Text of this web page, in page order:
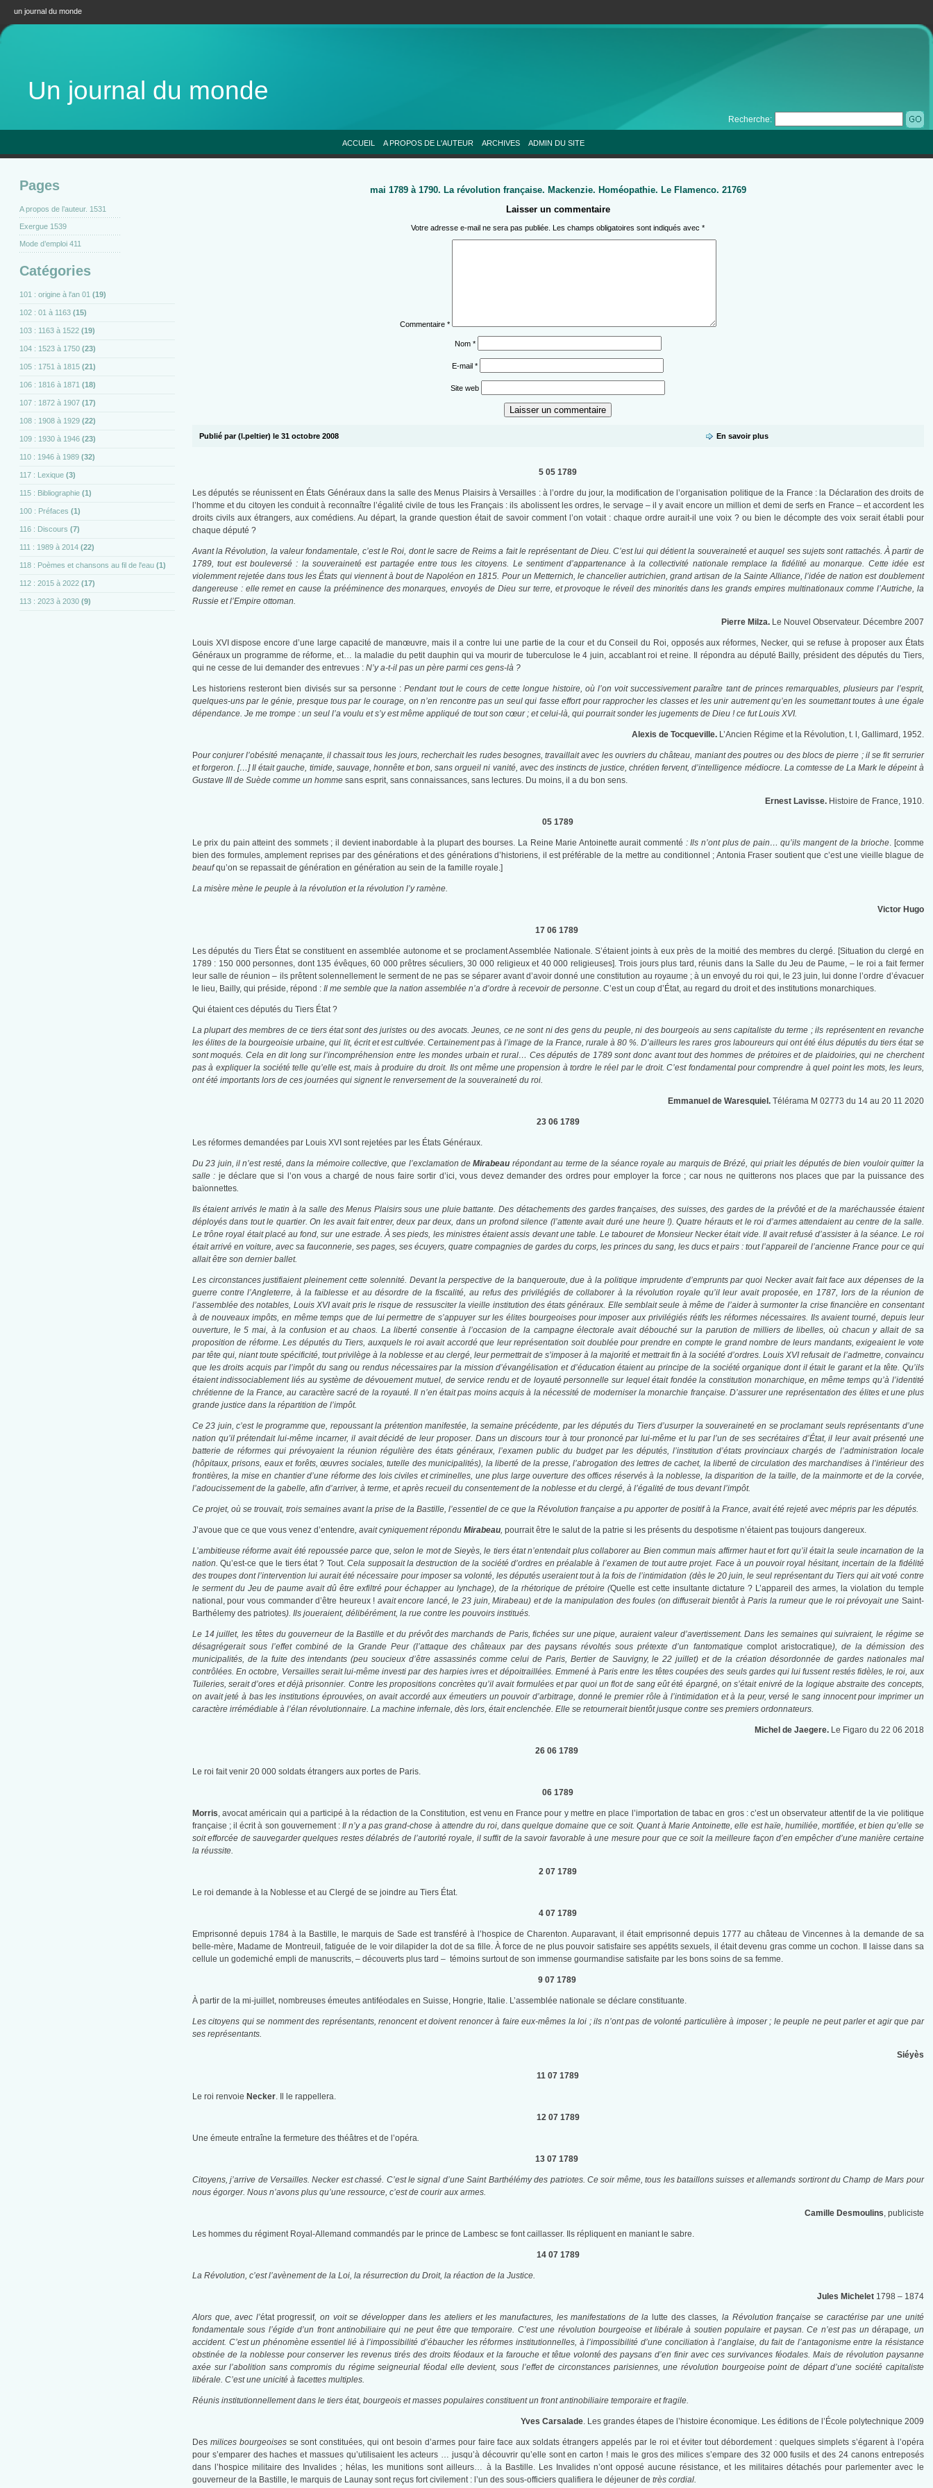
un journal du monde
Un journal du monde
Recherche:
ACCUEIL A PROPOS DE L'AUTEUR ARCHIVES ADMIN DU SITE
Pages
A propos de l’auteur. 1531
Exergue 1539
Mode d’emploi 411
Catégories
101 : origine à l'an 01 (19)
102 : 01 à 1163 (15)
103 : 1163 à 1522 (19)
104 : 1523 à 1750 (23)
105 : 1751 à 1815 (21)
106 : 1816 à 1871 (18)
107 : 1872 à 1907 (17)
108 : 1908 à 1929 (22)
109 : 1930 à 1946 (23)
110 : 1946 à 1989 (32)
117 : Lexique (3)
115 : Bibliographie (1)
100 : Préfaces (1)
116 : Discours (7)
111 : 1989 à 2014 (22)
118 : Poèmes et chansons au fil de l'eau (1)
112 : 2015 à 2022 (17)
113 : 2023 à 2030 (9)
mai 1789 à 1790. La révolution française. Mackenzie. Homéopathie. Le Flamenco. 21769
Laisser un commentaire
Votre adresse e-mail ne sera pas publiée. Les champs obligatoires sont indiqués avec*
Commentaire *
Nom *
E-mail*
Site web
Publié par (l.peltier) le 31 octobre 2008 En savoir plus
5 05 1789
Les députés se réunissent en États Généraux dans la salle des Menus Plaisirs à Versailles : à l’ordre du jour, la modification de l’organisation politique de la France : la Déclaration des droits de
l’homme et du citoyen les conduit à reconnaître l’égalité civile de tous les Français : ils abolissent les ordres, le servage – il y avait encore un million et demi de serfs en France – et accordent les
droits civils aux étrangers, aux comédiens. Au départ, la grande question était de savoir comment l’on votait : chaque ordre aurait-il une voix ? ou bien le décompte des voix serait établi pour
chaque député ?
Avant la Révolution, la valeur fondamentale, c’est le Roi, dont le sacre de Reims a fait le représentant de Dieu. C’est lui qui détient la souveraineté et auquel ses sujets sont rattachés. À partir de
1789, tout est bouleversé : la souveraineté est partagée entre tous les citoyens. Le sentiment d’appartenance à la collectivité nationale remplace la fidélité au monarque. Cette idée est
violemment rejetée dans tous les États qui viennent à bout de Napoléon en 1815. Pour un Metternich, le chancelier autrichien, grand artisan de la Sainte Alliance, l’idée de nation est doublement
dangereuse : elle remet en cause la prééminence des monarques, envoyés de Dieu sur terre, et provoque le réveil des minorités dans les grands empires multinationaux comme l’Autriche, la
Russie et l’Empire ottoman.
Pierre Milza.Le Nouvel Observateur. Décembre 2007
Louis XVI dispose encore d’une large capacité de manœuvre, mais il a contre lui une partie de la cour et du Conseil du Roi, opposés aux réformes, Necker, qui se refuse à proposer aux États
Généraux un programme de réforme, et… la maladie du petit dauphin qui va mourir de tuberculose le 4 juin, accablant roi et reine. Il répondra au député Bailly, président des députés du Tiers,
qui ne cesse de lui demander des entrevues : N’y a-t-il pas un père parmi ces gens-là ?
Les historiens resteront bien divisés sur sa personne :Pendant tout le cours de cette longue histoire, où l’on voit successivement paraître tant de princes remarquables, plusieurs par l’esprit,
quelques-uns par le génie, presque tous par le courage, on n’en rencontre pas un seul qui fasse effort pour rapprocher les classes et les unir autrement qu’en les soumettant toutes à une égale
dépendance. Je me trompe : un seul l’a voulu et s’y est même appliqué de tout son cœur ; et celui-là, qui pourrait sonder les jugements de Dieu ! ce fut Louis XVI.
Alexis de Tocqueville.L’Ancien Régime et la Révolution, t. l, Gallimard, 1952.
Pour conjurer l’obésité menaçante, il chassait tous les jours, recherchait les rudes besognes, travaillait avec les ouvriers du château, maniant des poutres ou des blocs de pierre ; il se fit serrurier
et forgeron. […]Il était gauche, timide, sauvage, honnête et bon, sans orgueil ni vanité, avec des instincts de justice, chrétien fervent, d’intelligence médiocre. La comtesse de La Mark le dépeint à
Gustave III de Suède comme un homme sans esprit, sans connaissances, sans lectures. Du moins, il a du bon sens.
Ernest Lavisse.Histoire de France, 1910.
05 1789
Le prix du pain atteint des sommets ; il devient inabordable à la plupart des bourses. La Reine Marie Antoinette aurait commenté : Ils n’ont plus de pain… qu’ils mangent de la brioche. [comme
bien des formules, amplement reprises par des générations et des générations d’historiens, il est préférable de la mettre au conditionnel ; Antonia Fraser soutient que c’est une vieille blague de
beaufqu’on se repassait de génération en génération au sein de la famille royale.]
La misère mène le peuple à la révolution et la révolution l’y ramène.
Victor Hugo
17 06 1789
Les députés du Tiers État se constituent en assemblée autonome et se proclament Assemblée Nationale. S’étaient joints à eux près de la moitié des membres du clergé. [Situation du clergé en
1789 : 150 000 personnes, dont 135 évêques, 60 000 prêtres séculiers, 30 000 religieux et 40 000 religieuses]. Trois jours plus tard, réunis dans la Salle du Jeu de Paume, – le roi a fait fermer
leur salle de réunion – ils prêtent solennellement le serment de ne pas se séparer avant d’avoir donné une constitution au royaume ; à un envoyé du roi qui, le 23 juin, lui donne l’ordre d’évacuer
le lieu, Bailly, qui préside, répond : Il me semble que la nation assemblée n’a d’ordre à recevoir de personne. C’est un coup d’État, au regard du droit et des institutions monarchiques.
Qui étaient ces députés du Tiers État ?
La plupart des membres de ce tiers état sont des juristes ou des avocats. Jeunes, ce ne sont ni des gens du peuple, ni des bourgeois au sens capitaliste du terme ; ils représentent en revanche
les élites de la bourgeoisie urbaine, qui lit, écrit et est cultivée. Certainement pas à l’image de la France, rurale à 80 %. D’ailleurs les rares gros laboureurs qui ont été élus députés du tiers état se
sont moqués. Cela en dit long sur l’incompréhension entre les mondes urbain et rural… Ces députés de 1789 sont donc avant tout des hommes de prétoires et de plaidoiries, qui ne cherchent
pas à expliquer la société telle qu’elle est, mais à produire du droit. Ils ont même une propension à tordre le réel par le droit. C’est fondamental pour comprendre à quel point les mots, les leurs,
ont été importants lors de ces journées qui signent le renversement de la souveraineté du roi.
Emmanuel de Waresquiel. Télérama M 02773 du 14 au 20 11 2020
23 06 1789
Les réformes demandées par Louis XVI sont rejetées par les États Généraux.
Du 23 juin, il n’est resté, dans la mémoire collective, que l’exclamation deMirabeau répondant au terme de la séance royale au marquis de Brézé, qui priait les députés de bien vouloir quitter la
salle : je déclare que si l’on vous a chargé de nous faire sortir d’ici, vous devez demander des ordres pour employer la force ; car nous ne quitterons nos places que par la puissance des
baïonnettes.
Ils étaient arrivés le matin à la salle des Menus Plaisirs sous une pluie battante. Des détachements des gardes françaises, des suisses, des gardes de la prévôté et de la maréchaussée étaient
déployés dans tout le quartier. On les avait fait entrer, deux par deux, dans un profond silence (l’attente avait duré une heure !). Quatre hérauts et le roi d’armes attendaient au centre de la salle.
Le trône royal était placé au fond, sur une estrade. À ses pieds, les ministres étaient assis devant une table. Le tabouret de Monsieur Necker était vide. Il avait refusé d’assister à la séance. Le roi
était arrivé en voiture, avec sa fauconnerie, ses pages, ses écuyers, quatre compagnies de gardes du corps, les princes du sang, les ducs et pairs : tout l’appareil de l’ancienne France pour ce qui
allait être son dernier ballet.
Les circonstances justifiaient pleinement cette solennité. Devant la perspective de la banqueroute, due à la politique imprudente d’emprunts par quoi Necker avait fait face aux dépenses de la
guerre contre l’Angleterre, à la faiblesse et au désordre de la fiscalité, au refus des privilégiés de collaborer à la révolution royale qu’il leur avait proposée, en 1787, lors de la réunion de
l’assemblée des notables, Louis XVI avait pris le risque de ressusciter la vieille institution des états généraux. Elle semblait seule à même de l’aider à surmonter la crise financière en consentant
à de nouveaux impôts, en même temps que de lui permettre de s’appuyer sur les élites bourgeoises pour imposer aux privilégiés rétifs les réformes nécessaires. Ils avaient tourné, depuis leur
ouverture, le 5 mai, à la confusion et au chaos. La liberté consentie à l’occasion de la campagne électorale avait débouché sur la parution de milliers de libelles, où chacun y allait de sa
proposition de réforme. Les députés du Tiers, auxquels le roi avait accordé que leur représentation soit doublée pour prendre en compte le grand nombre de leurs mandants, exigeaient le vote
par tête qui, niant toute spécificité, tout privilège à la noblesse et au clergé, leur permettrait de s’imposer à la majorité et mettrait fin à la société d’ordres. Louis XVI refusait de l’admettre, convaincu
que les droits acquis par l’impôt du sang ou rendus nécessaires par la mission d’évangélisation et d’éducation étaient au principe de la société organique dont il était le garant et la tête. Qu’ils
étaient indissociablement liés au système de dévouement mutuel, de service rendu et de loyauté personnelle sur lequel était fondée la constitution monarchique, en même temps qu’à l’identité
chrétienne de la France, au caractère sacré de la royauté. Il n’en était pas moins acquis à la nécessité de moderniser la monarchie française. D’assurer une représentation des élites et une plus
grande justice dans la répartition de l’impôt.
Ce 23 juin, c’est le programme que, repoussant la prétention manifestée, la semaine précédente, par les députés du Tiers d’usurper la souveraineté en se proclamant seuls représentants d’une
nation qu’il prétendait lui-même incarner, il avait décidé de leur proposer. Dans un discours tour à tour prononcé par lui-même et lu par l’un de ses secrétaires d’État, il leur avait présenté une
batterie de réformes qui prévoyaient la réunion régulière des états généraux, l’examen public du budget par les députés, l’institution d’états provinciaux chargés de l’administration locale
(hôpitaux, prisons, eaux et forêts, œuvres sociales, tutelle des municipalités), la liberté de la presse, l’abrogation des lettres de cachet, la liberté de circulation des marchandises à l’intérieur des
frontières, la mise en chantier d’une réforme des lois civiles et criminelles, une plus large ouverture des offices réservés à la noblesse, la disparition de la taille, de la mainmorte et de la corvée,
l’adoucissement de la gabelle, afin d’arriver, à terme, et après recueil du consentement de la noblesse et du clergé, à l’égalité de tous devant l’impôt.
Ce projet, où se trouvait, trois semaines avant la prise de la Bastille, l’essentiel de ce que la Révolution française a pu apporter de positif à la France, avait été rejeté avec mépris par les députés.
J’avoue que ce que vous venez d’entendre, avait cyniquement répondu Mirabeau, pourrait être le salut de la patrie si les présents du despotisme n’étaient pas toujours dangereux.
L’ambitieuse réforme avait été repoussée parce que, selon le mot de Sieyès, le tiers état n’entendait plus collaborer au Bien commun mais affirmer haut et fort qu’il était la seule incarnation de la
nation.Qu’est-ce que le tiers état ? Tout.Cela supposait la destruction de la société d’ordres en préalable à l’examen de tout autre projet. Face à un pouvoir royal hésitant, incertain de la fidélité
des troupes dont l’intervention lui aurait été nécessaire pour imposer sa volonté, les députés useraient tout à la fois de l’intimidation (dès le 20 juin, le seul représentant du Tiers qui ait voté contre
le serment du Jeu de paume avait dû être exfiltré pour échapper au lynchage), de la rhétorique de prétoire (Quelle est cette insultante dictature ? L’appareil des armes, la violation du temple
national, pour vous commander d’être heureux ! avait encore lancé, le 23 juin, Mirabeau) et de la manipulation des foules (on diffuserait bientôt à Paris la rumeur que le roi prévoyait une Saint-
Barthélemy des patriotes). Ils joueraient, délibérément, la rue contre les pouvoirs institués.
Le 14 juillet, les têtes du gouverneur de la Bastille et du prévôt des marchands de Paris, fichées sur une pique, auraient valeur d’avertissement. Dans les semaines qui suivraient, le régime se
désagrégerait sous l’effet combiné de la Grande Peur (l’attaque des châteaux par des paysans révoltés sous prétexte d’un fantomatique complot aristocratique), de la démission des
municipalités, de la fuite des intendants (peu soucieux d’être assassinés comme celui de Paris, Bertier de Sauvigny, le 22 juillet) et de la création désordonnée de gardes nationales mal
contrôlées. En octobre, Versailles serait lui-même investi par des harpies ivres et dépoitraillées. Emmené à Paris entre les têtes coupées des seuls gardes qui lui fussent restés fidèles, le roi, aux
Tuileries, serait d’ores et déjà prisonnier. Contre les propositions concrètes qu’il avait formulées et par quoi un flot de sang eût été épargné, on s’était enivré de la logique abstraite des concepts,
on avait jeté à bas les institutions éprouvées, on avait accordé aux émeutiers un pouvoir d’arbitrage, donné le premier rôle à l’intimidation et à la peur, versé le sang innocent pour imprimer un
caractère irrémédiable à l’élan révolutionnaire. La machine infernale, dès lors, était enclenchée. Elle se retournerait bientôt jusque contre ses premiers ordonnateurs.
Michel de Jaegere.Le Figaro du 22 06 2018
26 06 1789
Le roi fait venir 20 000 soldats étrangers aux portes de Paris.
06 1789
Morris, avocat américain qui a participé à la rédaction de la Constitution, est venu en France pour y mettre en place l’importation de tabac en gros : c’est un observateur attentif de la vie politique
française ; il écrit à son gouvernement : Il n’y a pas grand-chose à attendre du roi, dans quelque domaine que ce soit. Quant à Marie Antoinette, elle est haïe, humiliée, mortifiée, et bien qu’elle se
soit efforcée de sauvegarder quelques restes délabrés de l’autorité royale, il suffit de la savoir favorable à une mesure pour que ce soit la meilleure façon d’en empêcher d’une manière certaine
la réussite.
2 07 1789
Le roi demande à la Noblesse et au Clergé de se joindre au Tiers État.
4 07 1789
Emprisonné depuis 1784 à la Bastille, le marquis de Sade est transféré à l’hospice de Charenton. Auparavant, il était emprisonné depuis 1777 au château de Vincennes à la demande de sa
belle-mère, Madame de Montreuil, fatiguée de le voir dilapider la dot de sa fille. À force de ne plus pouvoir satisfaire ses appétits sexuels, il était devenu gras comme un cochon. Il laisse dans sa
cellule un godemiché empli de manuscrits, – découverts plus tard – témoins surtout de son immense gourmandise satisfaite par les bons soins de sa femme.
9 07 1789
À partir de la mi-juillet, nombreuses émeutes antiféodales en Suisse, Hongrie, Italie. L’assemblée nationale se déclare constituante.
Les citoyens qui se nomment des représentants, renoncent et doivent renoncer à faire eux-mêmes la loi ; ils n’ont pas de volonté particulière à imposer ; le peuple ne peut parler et agir que par
ses représentants.
Siéyès
11 07 1789
Le roi renvoie Necker. Il le rappellera.
12 07 1789
Une émeute entraîne la fermeture des théâtres et de l’opéra.
13 07 1789
Citoyens, j’arrive de Versailles. Necker est chassé. C’est le signal d’une Saint Barthélémy des patriotes. Ce soir même, tous les bataillons suisses et allemands sortiront du Champ de Mars pour
nous égorger. Nous n’avons plus qu’une ressource, c’est de courir aux armes.
Camille Desmoulins, publiciste
Les hommes du régiment Royal-Allemand commandés par le prince de Lambesc se font caillasser. Ils répliquent en maniant le sabre.
14 07 1789
La Révolution, c’est l’avènement de la Loi, la résurrection du Droit, la réaction de la Justice.
Jules Michelet 1798 – 1874
Alors que, avec l’état progressif, on voit se développer dans les ateliers et les manufactures, les manifestations de la lutte des classes, la Révolution française se caractérise par une unité
fondamentale sous l’égide d’un front antinobiliaire qui ne peut être que temporaire. C’est une révolution bourgeoise et libérale à soutien populaire et paysan. Ce n’est pas undérapage, un
accident. C’est un phénomène essentiel lié à l’impossibilité d’ébaucher les réformes institutionnelles, à l’impossibilité d’une conciliation à l’anglaise, du fait de l’antagonisme entre la résistance
obstinée de la noblesse pour conserver les revenus tirés des droits féodaux et la farouche et têtue volonté des paysans d’en finir avec ces survivances féodales. Mais de révolution paysanne
axée sur l’abolition sans compromis du régime seigneurial féodal elle devient, sous l’effet de circonstances parisiennes, une révolution bourgeoise point de départ d’une société capitaliste
libérale. C’est une unicité à facettes multiples.
Réunis institutionnellement dans le tiers état, bourgeois et masses populaires constituent un front antinobiliaire temporaire et fragile.
Yves Carsalade. Les grandes étapes de l’histoire économique. Les éditions de l’École polytechnique 2009
Des milices bourgeoisesse sont constituées, qui ont besoin d’armes pour faire face aux soldats étrangers appelés par le roi et éviter tout débordement : quelques simplets s’égarent à l’opéra
pour s’emparer des haches et massues qu’utilisaient les acteurs … jusqu’à découvrir qu’elle sont en carton ! mais le gros des milices s’empare des 32 000 fusils et des 24 canons entreposés
dans l’hospice militaire des Invalides ; hélas, les munitions sont ailleurs… à la Bastille. Les Invalides n’ont opposé aucune résistance, et les militaires détachés pour parlementer avec le
gouverneur de la Bastille, le marquis de Launay sont reçus fort civilement : l’un des sous-officiers qualifiera le déjeuner de très cordial.